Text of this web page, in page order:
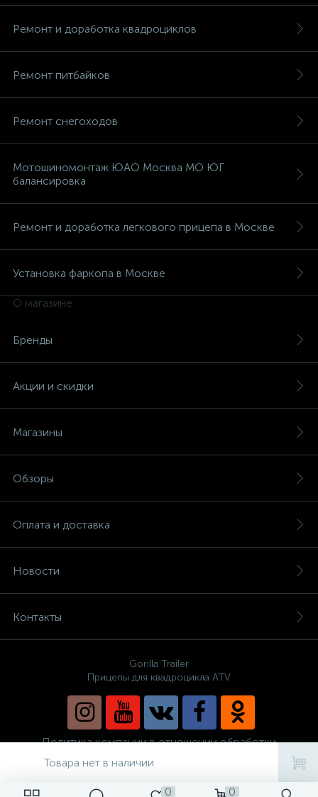
0 0
Товара нет в наличии
Ремонт и доработка квадроциклов
Ремонт питбайков
Ремонт снегоходов
Мотошиномонтаж ЮАО Москва МО ЮГ
балансировка
Ремонт и доработка легкового прицепа в Москве
Установка фаркопа в Москве
О магазине
Бренды
Акции и скидки
Магазины
Обзоры
Оплата и доставка
Новости
Контакты
Gorilla Trailer
Прицепы для квадроцикла ATV
Политика компании в отношении обработки